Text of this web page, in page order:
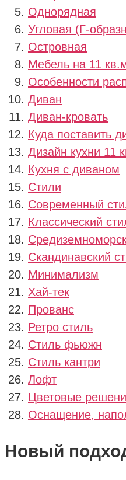
Однорядная
Угловая (Г-
Островная
Мебель на 11
Особенности
Диван
Диван-кровать
Куда поставить
Дизайн кухни 11
Кухня с диваном
Стили
Современный
Классический
Скандинавский
Минимализм
Хай-тек
Прованс
Ретро стиль
Стиль фьюжн
Стиль кантри
Лофт
Цветовые
Оснащение,
Новый